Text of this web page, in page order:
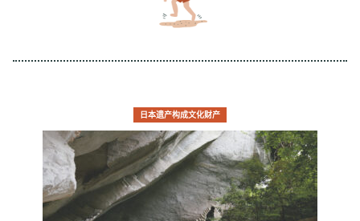
日本遗产构成文化财产